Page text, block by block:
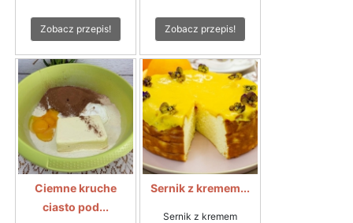
Zobacz przepis! Zobacz przepis!
Ciemne kruche
ciasto pod...
Sernik z kremem...
Sernik z kremem